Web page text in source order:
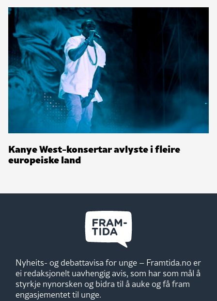
Kanye West-konsertar avlyste i fleire
europeiske land
Nyheits- og debattavisa for unge – Framtida.no er
ei redaksjonelt uavhengig avis, som har som mål å
styrkje nynorsken og bidra til å auke og få fram
engasjementet til unge.